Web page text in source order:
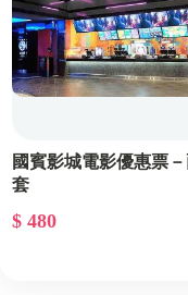
國賓影城電影優惠票
套
$ 480